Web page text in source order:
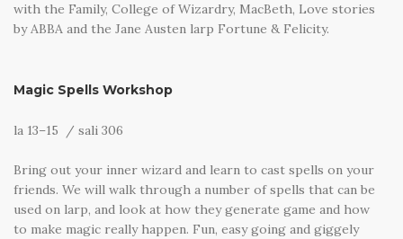
with the Family, College of Wizardry, MacBeth, Love stories
by ABBA and the Jane Austen larp Fortune & Felicity.
Magic Spells Workshop
la 13–15 / sali 306
Bring out your inner wizard and learn to cast spells on your
friends. We will walk through a number of spells that can be
used on larp, and look at how they generate game and how
to make magic really happen. Fun, easy going and giggely